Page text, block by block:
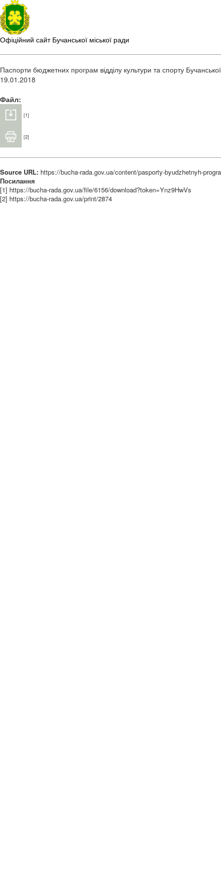
Офіційний сайт Бучанської міської ради
Паспорти бюджетних програм відділу культури та спорту
19.01.2018
Файл:
[1]
[2]
Source URL: https://bucha-rada.gov.ua/content/pasporty-byudzhetnyh-
Посилання
[1] https://bucha-rada.gov.ua/file/6156/download?token=Ynz9HwVs
[2] https://bucha-rada.gov.ua/print/2874